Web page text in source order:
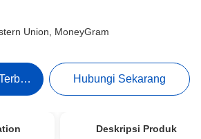
Union, MoneyGram
Hubungi Sekarang
Deskripsi Produk